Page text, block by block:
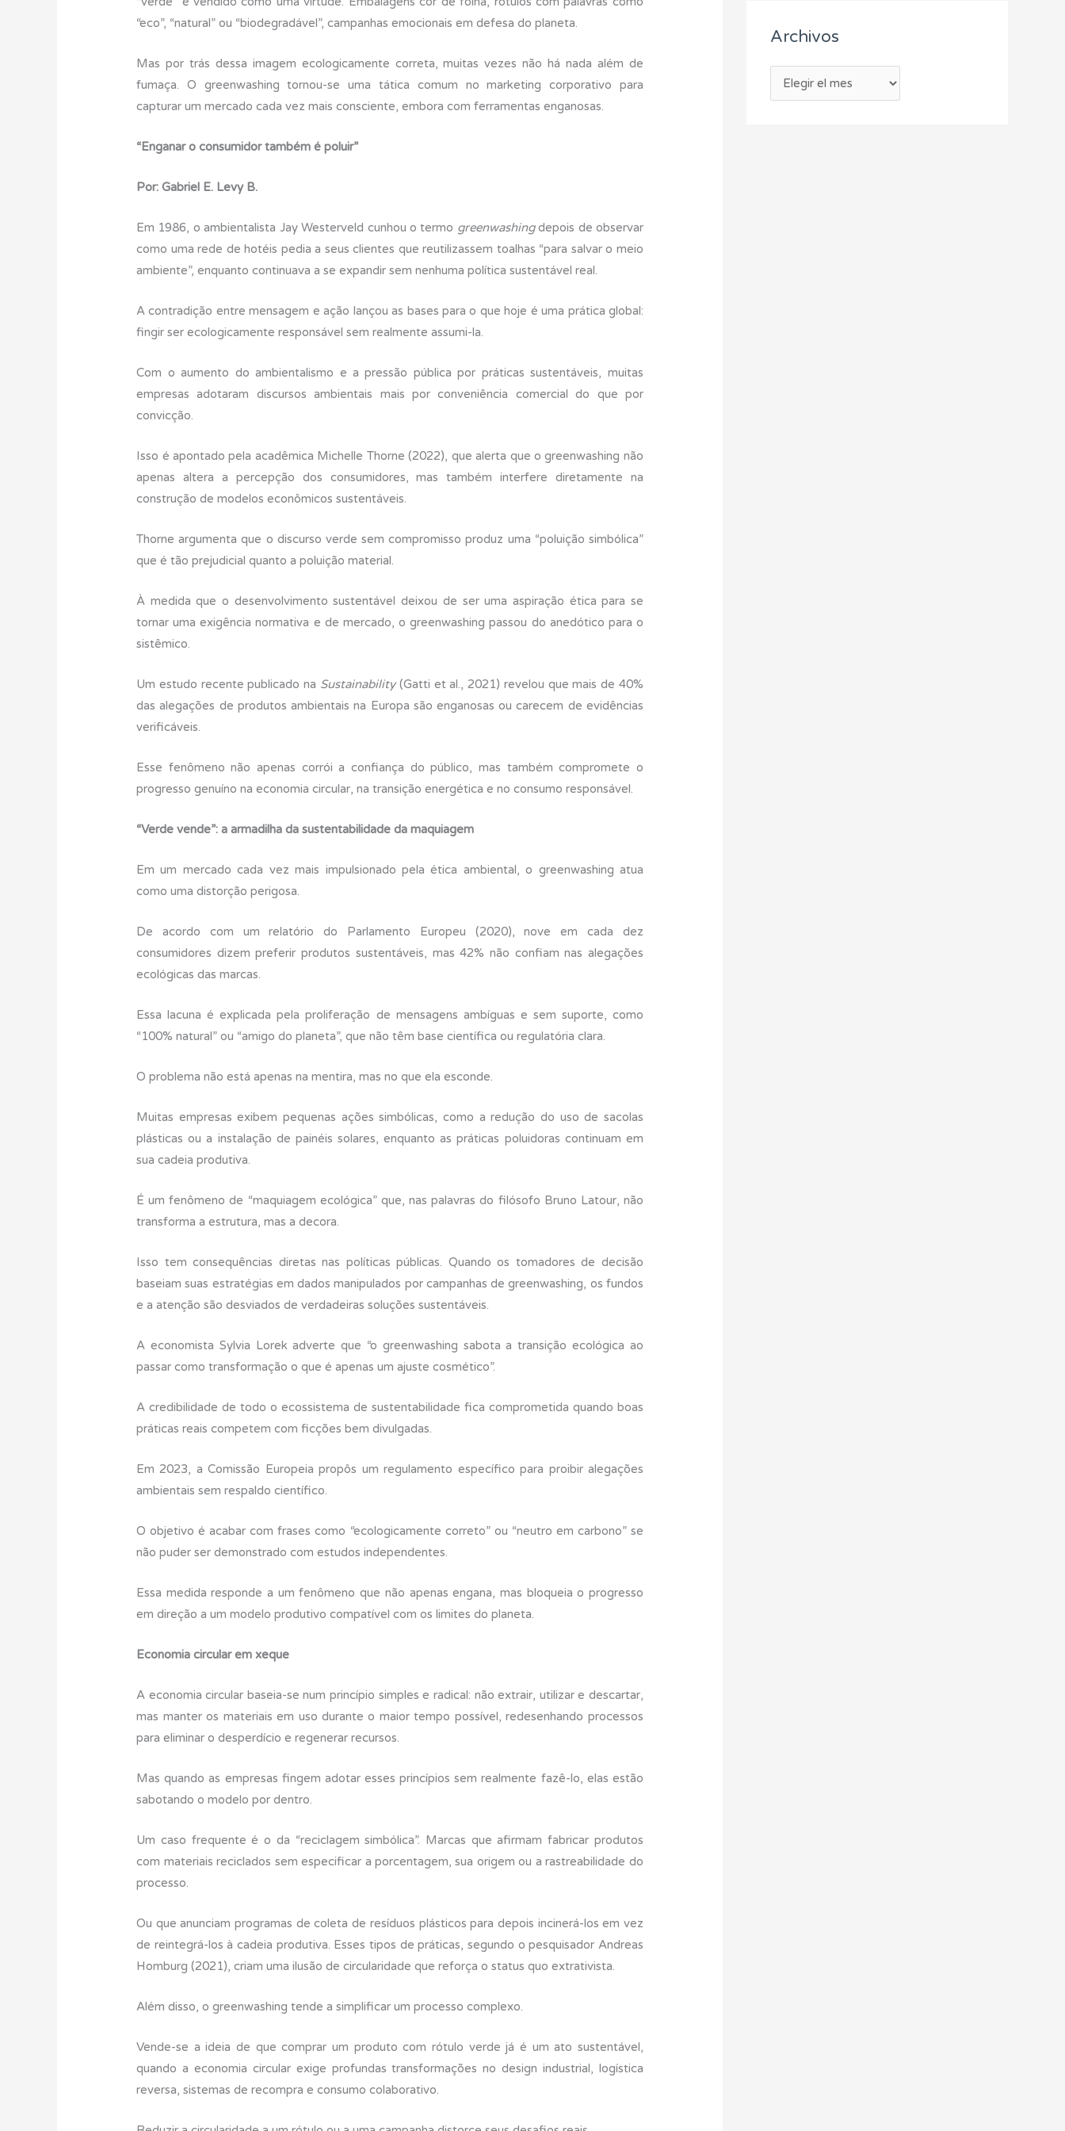
e
o
o
k
te
e
n
s
p
p
p
p
ti
r
“eco”, “natural” ou “biodegradável”, campanhas emocionais em defesa do planeta.
Mas por trás dessa imagem ecologicamente correta, muitas vezes não há nada além de
fumaça. O greenwashing tornou-se uma tática comum no marketing corporativo para
capturar um mercado cada vez mais consciente, embora com ferramentas enganosas.
“Enganar o consumidor também é poluir”
Por: Gabriel E. Levy B.
Em 1986, o ambientalista Jay Westerveld cunhou o termo greenwashingdepois de observar
como uma rede de hotéis pedia a seus clientes que reutilizassem toalhas “para salvar o meio
ambiente”, enquanto continuava a se expandir sem nenhuma política sustentável real.
A contradição entre mensagem e ação lançou as bases para o que hoje é uma prática global:
fingir ser ecologicamente responsável sem realmente assumi-la.
Com o aumento do ambientalismo e a pressão pública por práticas sustentáveis, muitas
empresas adotaram discursos ambientais mais por conveniência comercial do que por
convicção.
Isso é apontado pela acadêmica Michelle Thorne (2022), que alerta que o greenwashing não
apenas altera a percepção dos consumidores, mas também interfere diretamente na
construção de modelos econômicos sustentáveis.
Thorne argumenta que o discurso verde sem compromisso produz uma “poluição simbólica”
que é tão prejudicial quanto a poluição material.
À medida que o desenvolvimento sustentável deixou de ser uma aspiração ética para se
tornar uma exigência normativa e de mercado, o greenwashing passou do anedótico para o
sistêmico.
Um estudo recente publicado na Sustainability(Gatti et al., 2021) revelou que mais de 40%
das alegações de produtos ambientais na Europa são enganosas ou carecem de evidências
verificáveis.
Esse fenômeno não apenas corrói a confiança do público, mas também compromete o
progresso genuíno na economia circular, na transição energética e no consumo responsável.
“Verde vende”: a armadilha da sustentabilidade da maquiagem
Em um mercado cada vez mais impulsionado pela ética ambiental, o greenwashing atua
como uma distorção perigosa.
De acordo com um relatório do Parlamento Europeu (2020), nove em cada dez
consumidores dizem preferir produtos sustentáveis, mas 42% não confiam nas alegações
ecológicas das marcas.
Essa lacuna é explicada pela proliferação de mensagens ambíguas e sem suporte, como
“100% natural” ou “amigo do planeta”, que não têm base científica ou regulatória clara.
O problema não está apenas na mentira, mas no que ela esconde.
Muitas empresas exibem pequenas ações simbólicas, como a redução do uso de sacolas
plásticas ou a instalação de painéis solares, enquanto as práticas poluidoras continuam em
sua cadeia produtiva.
É um fenômeno de “maquiagem ecológica” que, nas palavras do filósofo Bruno Latour, não
transforma a estrutura, mas a decora.
Isso tem consequências diretas nas políticas públicas. Quando os tomadores de decisão
baseiam suas estratégias em dados manipulados por campanhas de greenwashing, os fundos
e a atenção são desviados de verdadeiras soluções sustentáveis.
A economista Sylvia Lorek adverte que “o greenwashing sabota a transição ecológica ao
passar como transformação o que é apenas um ajuste cosmético”.
A credibilidade de todo o ecossistema de sustentabilidade fica comprometida quando boas
práticas reais competem com ficções bem divulgadas.
Em 2023, a Comissão Europeia propôs um regulamento específico para proibir alegações
ambientais sem respaldo científico.
O objetivo é acabar com frases como “ecologicamente correto” ou “neutro em carbono” se
não puder ser demonstrado com estudos independentes.
Essa medida responde a um fenômeno que não apenas engana, mas bloqueia o progresso
em direção a um modelo produtivo compatível com os limites do planeta.
Economia circular em xeque
A economia circular baseia-se num princípio simples e radical: não extrair, utilizar e descartar,
mas manter os materiais em uso durante o maior tempo possível, redesenhando processos
para eliminar o desperdício e regenerar recursos.
Mas quando as empresas fingem adotar esses princípios sem realmente fazê-lo, elas estão
sabotando o modelo por dentro.
Um caso frequente é o da “reciclagem simbólica”. Marcas que afirmam fabricar produtos
com materiais reciclados sem especificar a porcentagem, sua origem ou a rastreabilidade do
processo.
Ou que anunciam programas de coleta de resíduos plásticos para depois incinerá-los em vez
de reintegrá-los à cadeia produtiva. Esses tipos de práticas, segundo o pesquisador Andreas
Homburg (2021), criam uma ilusão de circularidade que reforça o status quo extrativista.
Além disso, o greenwashing tende a simplificar um processo complexo.
Vende-se a ideia de que comprar um produto com rótulo verde já é um ato sustentável,
quando a economia circular exige profundas transformações no design industrial, logística
reversa, sistemas de recompra e consumo colaborativo.
Archivos